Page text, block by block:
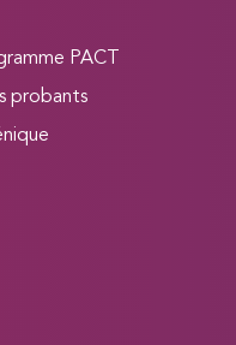
PACT
probants